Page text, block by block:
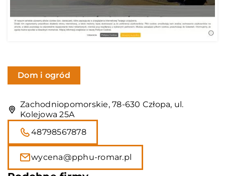
Dom i ogród
Zachodniopomorskie, 78-630 Człopa, ul.
Kolejowa 25A
48798567878
wycena@pphu-romar.pl